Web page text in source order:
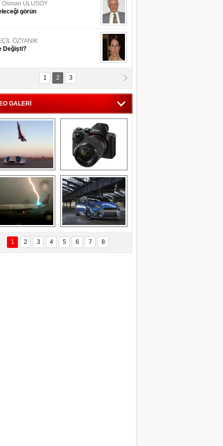
Osman ULUSOY
görün
ÖZYANIK
Değişti?
KÖYATASI
Vatan !
1 2 3
GALERİ
Savaş uçağı
pilotundan
muhteşem gösteri
Sony Alpha 7R II ön
inceleme
Delta uçağına
yıldırım çarptı
Ford Focus RS
(2015)
1 2 3 4 5 6 7 8